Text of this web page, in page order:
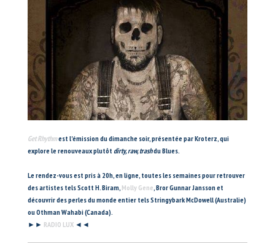
Get Rhythmest l'émission du dimanche soir, présentée par Kroterz, qui
explore le renouveaux plutôt dirty, raw, trashdu Blues.
Le rendez-vous est pris à 20h, en ligne, toutes les semaines pour retrouver
des artistes tels Scott H. Biram, Molly Gene, Bror Gunnar Jansson et
découvrir des perles du monde entier tels Stringybark McDowell (Australie)
ou Othman Wahabi (Canada).
►► RADIO LUX ◄◄